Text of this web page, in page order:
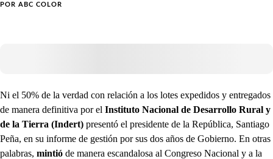
POR ABC COLOR
Ni el 50% de la verdad con relación a los lotes expedidos y entregados
de manera definitiva por el Instituto Nacional de Desarrollo Rural y
de la Tierra (Indert) presentó el presidente de la República, Santiago
Peña, en su informe de gestión por sus dos años de Gobierno. En otras
palabras, mintió de manera escandalosa al Congreso Nacional y a la